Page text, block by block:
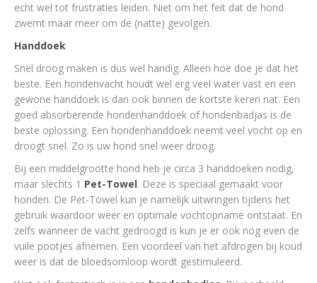
echt wel tot frustraties leiden. Niet om het feit dat de hond
zwemt maar meer om de (natte) gevolgen.
Handdoek
Snel droog maken is dus wel handig. Alleen hoe doe je dat het
beste. Een hondenvacht houdt wel erg veel water vast en een
gewone handdoek is dan ook binnen de kortste keren nat. Een
goed absorberende hondenhanddoek of hondenbadjas is de
beste oplossing. Een hondenhanddoek neemt veel vocht op en
droogt snel. Zo is uw hond snel weer droog.
Bij een middelgrootte hond heb je circa 3 handdoeken nodig,
maar slechts 1 Pet-Towel. Deze is speciaal gemaakt voor
honden. De Pet-Towel kun je namelijk uitwringen tijdens het
gebruik waardoor weer en optimale vochtopname ontstaat. En
zelfs wanneer de vacht gedroogd is kun je er ook nog even de
vuile pootjes afnemen. Een voordeel van het afdrogen bij koud
weer is dat de bloedsomloop wordt gestimuleerd.